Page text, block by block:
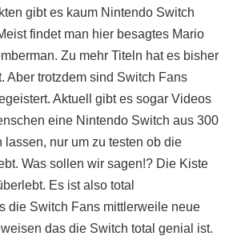
gibt es kaum Nintendo Switch
findet man hier besagtes Mario
Zu mehr Titeln hat es bisher
Aber trotzdem sind Switch Fans
Aktuell gibt es sogar Videos
eine Nintendo Switch aus 300
lassen, nur um zu testen ob die
Was sollen wir sagen!? Die Kiste
Es ist also total
die Switch Fans mittlerweile neue
das die Switch total genial ist.